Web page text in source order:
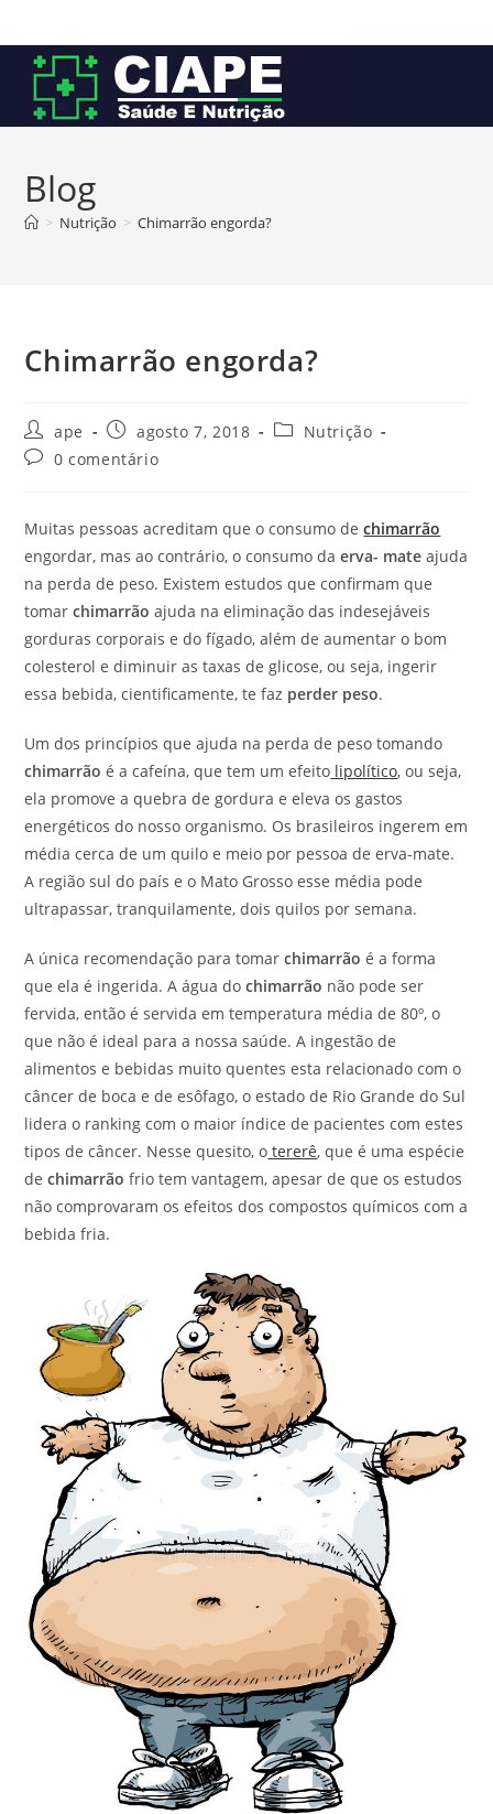
para
conteúdo
Blog
> Nutrição > Chimarrão engorda?
Chimarrão engorda?
Autor
do
post:
ape
Post
publicado:
agosto 7, 2018
Categoria
Nutrição
Comentários
0 comentário
Muitas pessoas acreditam que o consumo dechimarrão
engordar, mas ao contrário, o consumo daerva- mateajuda
na perda de peso. Existem estudos que confirmam que
tomarchimarrão ajuda na eliminação das indesejáveis
gorduras corporais e do fígado, além de aumentar o bom
colesterol e diminuir as taxas de glicose, ou seja, ingerir
essa bebida, cientificamente, te faz perder peso.
Um dos princípios que ajuda na perda de peso tomando
chimarrãoé a cafeína, que tem um efeito lipolítico, ou seja,
ela promove a quebra de gordura e eleva os gastos
energéticos do nosso organismo. Os brasileiros ingerem em
média cerca de um quilo e meio por pessoa de erva-mate.
A região sul do país e o Mato Grosso esse média pode
ultrapassar, tranquilamente, dois quilos por semana.
A única recomendação para tomarchimarrão é a forma
que ela é ingerida. A água dochimarrão não pode ser
fervida, então é servida em temperatura média de 80º, o
que não é ideal para a nossa saúde. A ingestão de
alimentos e bebidas muito quentes esta relacionado com o
câncer de boca e de esôfago, o estado de Rio Grande do Sul
lidera o ranking com o maior índice de pacientes com estes
tipos de câncer. Nesse quesito, o tererê, que é uma espécie
dechimarrão frio tem vantagem, apesar de que os estudos
não comprovaram os efeitos dos compostos químicos com a
bebida fria.